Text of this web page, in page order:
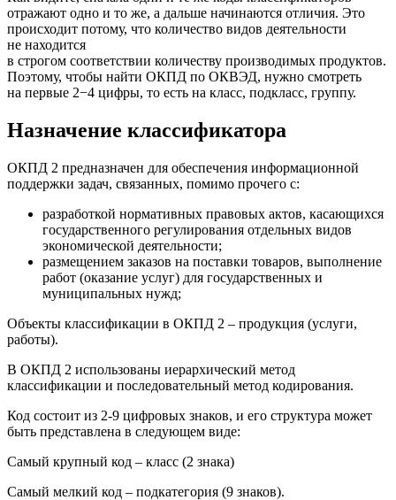
отражают одно и то же, а дальше начинаются отличия. Это
происходит потому, что количество видов деятельности
не находится
в строгом соответствии количеству производимых продуктов.
Поэтому, чтобы найти ОКПД по ОКВЭД, нужно смотреть
на первые 2−4 цифры, то есть на класс, подкласс, группу.
Назначение классификатора
ОКПД 2 предназначен для обеспечения информационной
поддержки задач, связанных, помимо прочего с:
разработкой нормативных правовых актов, касающихся
государственного регулирования отдельных видов
экономической деятельности;
размещением заказов на поставки товаров, выполнение
работ (оказание услуг) для государственных и
муниципальных нужд;
Объекты классификации в ОКПД 2 – продукция (услуги,
работы).
В ОКПД 2 использованы иерархический метод
классификации и последовательный метод кодирования.
Код состоит из 2-9 цифровых знаков, и его структура может
быть представлена в следующем виде:
Самый крупный код – класс (2 знака)
Самый мелкий код – подкатегория (9 знаков).